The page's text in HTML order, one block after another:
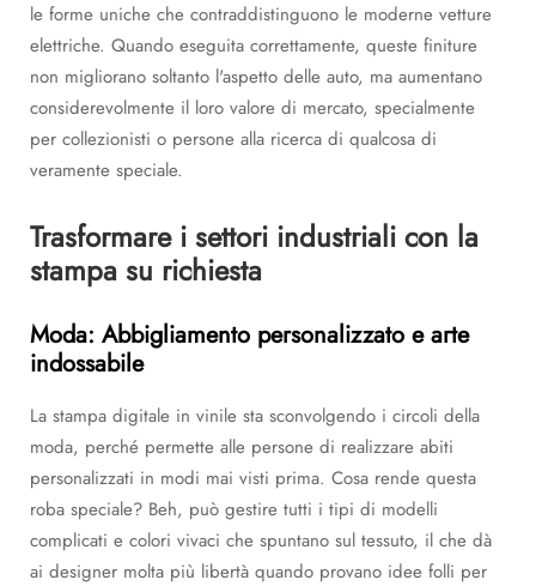
le forme uniche che contraddistinguono le moderne vetture
elettriche. Quando eseguita correttamente, queste finiture
non migliorano soltanto l'aspetto delle auto, ma aumentano
considerevolmente il loro valore di mercato, specialmente
per collezionisti o persone alla ricerca di qualcosa di
veramente speciale.
Trasformare i settori industriali con la
stampa su richiesta
Moda: Abbigliamento personalizzato e arte
indossabile
La stampa digitale in vinile sta sconvolgendo i circoli della
moda, perché permette alle persone di realizzare abiti
personalizzati in modi mai visti prima. Cosa rende questa
roba speciale? Beh, può gestire tutti i tipi di modelli
complicati e colori vivaci che spuntano sul tessuto, il che dà
ai designer molta più libertà quando provano idee folli per